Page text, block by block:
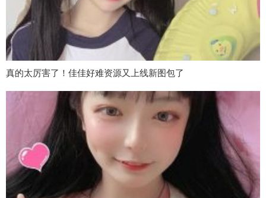
真的太厉害了！佳佳好难资源又上线新图包了